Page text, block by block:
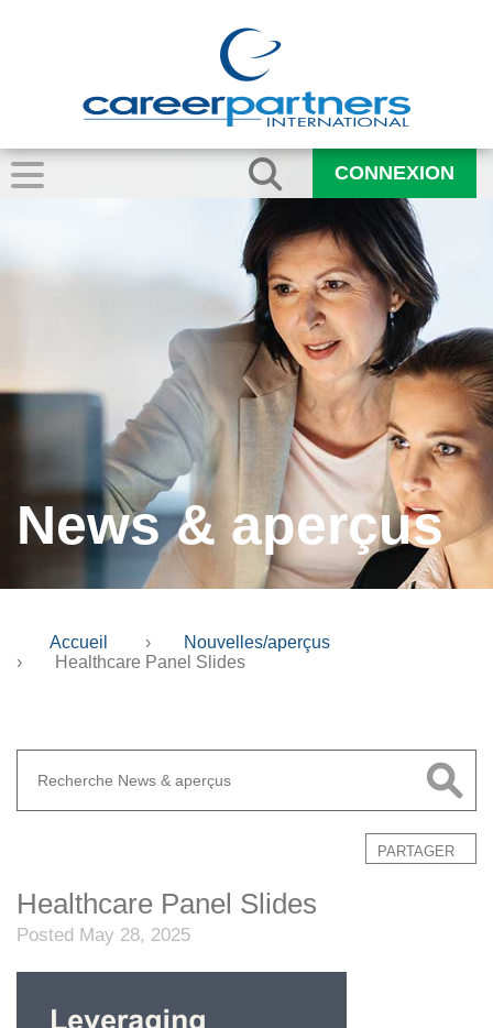
CONNEXION
News & aperçus
Accueil ›
Nouvelles/aperçus
›
Healthcare Panel Slides
PARTAGER
Healthcare Panel Slides
Posted May 28, 2025